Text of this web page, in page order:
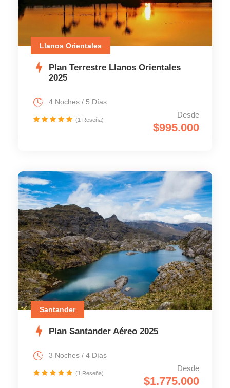
Llanos Orientales
Plan Terrestre Llanos Orientales
2025
Desde
$995.000
4 Noches / 5 Días
(1 Reseña)
Santander
Plan Santander Aéreo 2025
Desde
$1.775.000
3 Noches / 4 Días
(1 Reseña)